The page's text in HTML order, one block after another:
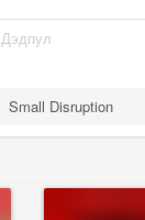
Дэдпул
Small Disruption